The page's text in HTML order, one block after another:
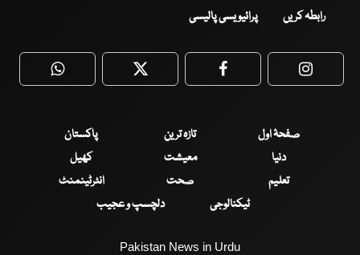
رابطہ کریں پرائیویسی پالیسی
WhatsApp Twitter Facebook
صفحۂ اول تازہ ترین
پاکستان
دنیا
معیشت
کھیل
تعلیم
صحت
انٹرٹینمنٹ
ٹیکنالوجی
دلچسپ و عجیب
Pakistan News in Urdu